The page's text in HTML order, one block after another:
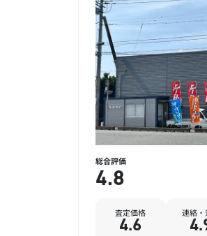
総合評価
4.8
査定価格
4.6
連絡・